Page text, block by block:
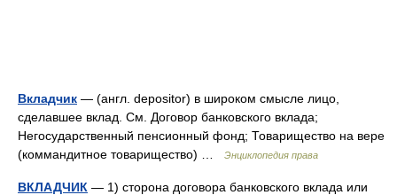
Вкладчик — (англ. depositor) в широком смысле лицо,
сделавшее вклад. См. Договор банковского вклада;
Негосударственный пенсионный фонд; Товарищество на вере
(коммандитное товарищество) …
Энциклопедия права
ВКЛАДЧИК — 1) сторона договора банковского вклада или